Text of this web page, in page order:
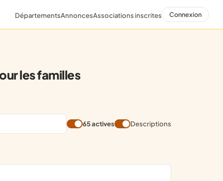
DépartementsAnnoncesAssociations inscrites Connexion
les familles
65 actives Descriptions